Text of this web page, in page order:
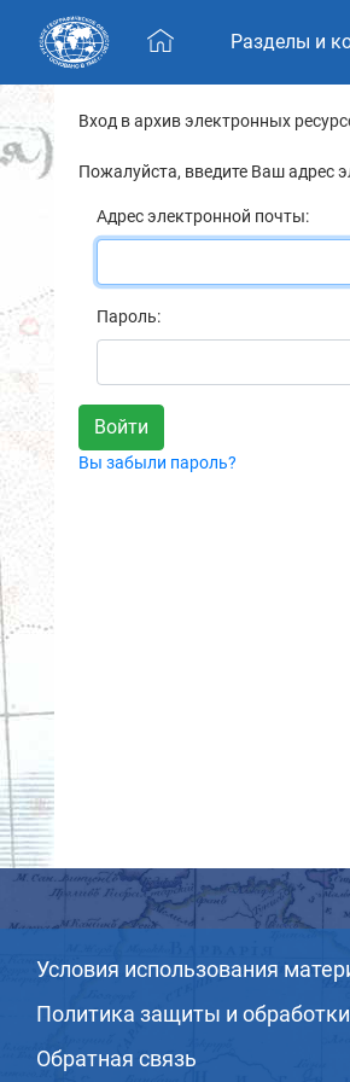
Skip navigation
Разделы и
Вход в архив электронных
Пожалуйста, введите Ваш адрес
Адрес электронной почты:
Пароль:
Вы забыли пароль?
Условия использования
Политика защиты и
Обратная связь